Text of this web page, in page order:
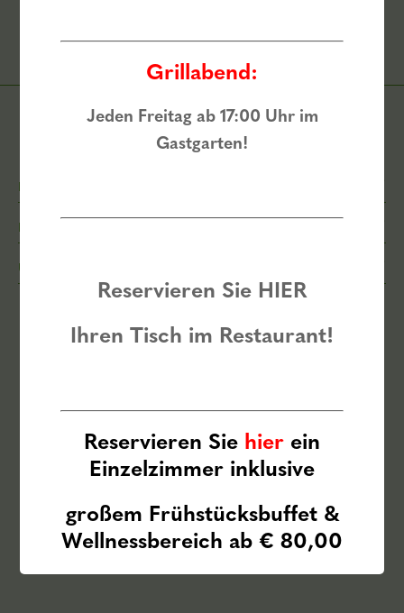
Nach oben
RECHTLICHES
LEISTUNGEN
ÜBER DAS LANDHOTEL
Grillabend:
Jeden Freitag ab 17:00 Uhr im
Gastgarten!
Reservieren Sie HIER
Ihren Tisch im Restaurant!
Reservieren Sie hier ein
Einzelzimmer inklusive
großem Frühstücksbuffet &
Wellnessbereich ab € 80,00